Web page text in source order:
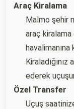
Araç Kiralama
Malmo şehir
araç kiralama
ederek
Özel Transfer
Uçuş